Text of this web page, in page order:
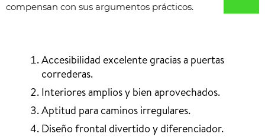
compensan con sus argumentos prácticos.
Accesibilidad excelente gracias a puertas
correderas.
Interiores amplios y bien aprovechados.
Aptitud para caminos irregulares.
Diseño frontal divertido y diferenciador.